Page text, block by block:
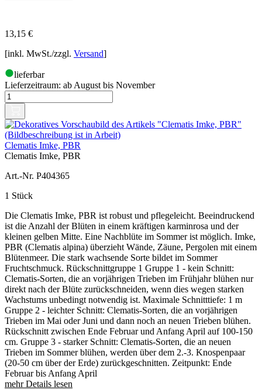
13,15 €
[inkl. MwSt./zzgl. Versand]
lieferbar
Lieferzeitraum: ab August bis November
Clematis Imke, PBR
Clematis Imke, PBR
Art.-Nr. P404365
1 Stück
Die Clematis Imke, PBR ist robust und pflegeleicht. Beeindruckend
ist die Anzahl der Blüten in einem kräftigen karminrosa und der
kleinen gelben Mitte. Eine Nachblüte im Sommer ist möglich. Imke,
PBR (Clematis alpina) überzieht Wände, Zäune, Pergolen mit einem
Blütenmeer. Die stark wachsende Sorte bildet im Sommer
Fruchtschmuck. Rückschnittgruppe 1 Gruppe 1 - kein Schnitt:
Clematis-Sorten, die an vorjährigen Trieben im Frühjahr blühen nur
direkt nach der Blüte zurückschneiden, wenn dies wegen starken
Wachstums unbedingt notwendig ist. Maximale Schnitttiefe: 1 m
Gruppe 2 - leichter Schnitt: Clematis-Sorten, die an vorjährigen
Trieben im Mai oder Juni und dann noch an neuen Trieben blühen.
Rückschnitt zwischen Ende Februar und Anfang April auf 100-150
cm. Gruppe 3 - starker Schnitt: Clematis-Sorten, die an neuen
Trieben im Sommer blühen, werden über dem 2.-3. Knospenpaar
(20-50 cm über der Erde) zurückgeschnitten. Zeitpunkt: Ende
Februar bis Anfang April
mehr Details lesen